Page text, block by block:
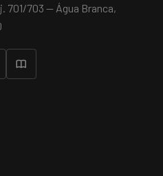
701/703 — Água Branca,